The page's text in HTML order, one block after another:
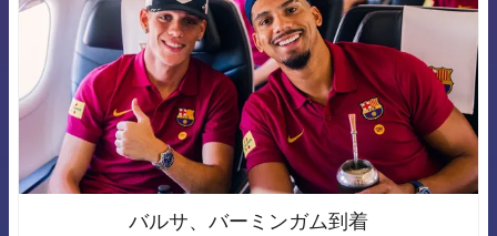
バルサ、バーミンガム到着